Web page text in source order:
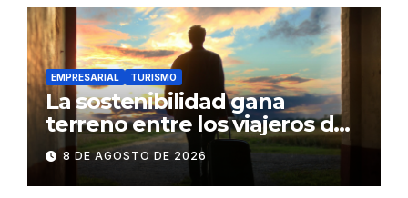
EMPRESARIAL TURISMO
La sostenibilidad gana
terreno entre los viajeros de
negocios
8 DE AGOSTO DE 2026